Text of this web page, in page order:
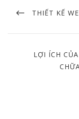
navigation
PREVIOUS
THIẾT KẾ
NEXT
LỢI ÍCH